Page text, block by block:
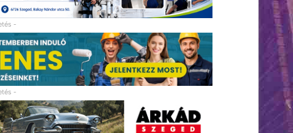
-
-